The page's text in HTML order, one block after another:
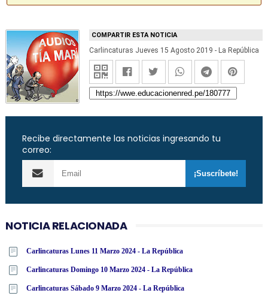
COMPARTIR ESTA NOTICIA
Carlincaturas Jueves 15 Agosto 2019 - La República
Recibe directamente las noticias ingresando tu
correo:
NOTICIA RELACIONADA
Carlincaturas Lunes 11 Marzo 2024 - La República
Carlincaturas Domingo 10 Marzo 2024 - La República
Carlincaturas Sábado 9 Marzo 2024 - La República